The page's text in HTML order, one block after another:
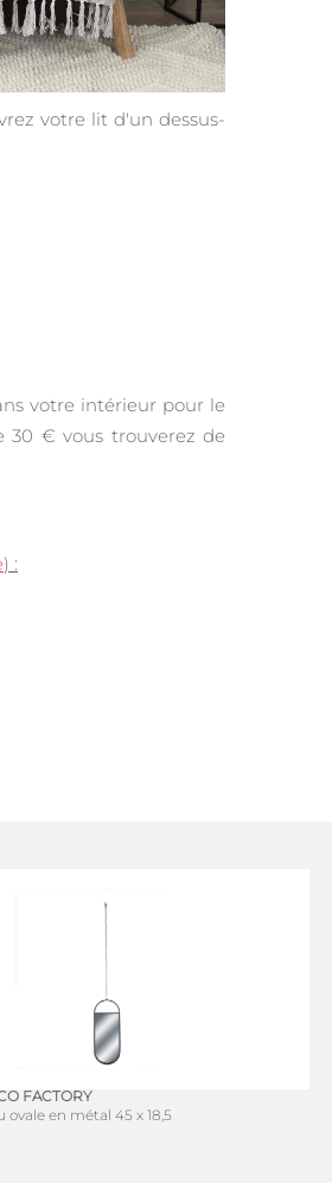
votre lit d'un dessus-
votre intérieur pour le
30 € vous trouverez de
) :
FACTORY
ovale en métal 45 x 18,5